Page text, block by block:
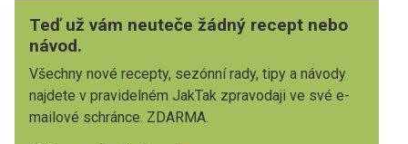
Teď už vám neuteče žádný recept nebo
návod.
Všechny nové recepty, sezónní rady, tipy a návody
najdete v pravidelném JakTak zpravodaji ve své e-
mailové schránce. ZDARMA.